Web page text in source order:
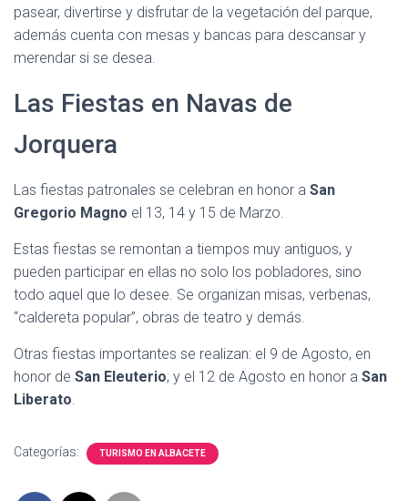
pasear, divertirse y disfrutar de la vegetación del parque,
además cuenta con mesas y bancas para descansar y
merendar si se desea.
Las Fiestas en Navas de
Jorquera
Las fiestas patronales se celebran en honor a San
Gregorio Magno el 13, 14 y 15 de Marzo.
Estas fiestas se remontan a tiempos muy antiguos, y
pueden participar en ellas no solo los pobladores, sino
todo aquel que lo desee. Se organizan misas, verbenas,
“caldereta popular”, obras de teatro y demás.
Otras fiestas importantes se realizan: el 9 de Agosto, en
honor de San Eleuterio; y el 12 de Agosto en honor a San
Liberato.
Categorías: TURISMO EN ALBACETE